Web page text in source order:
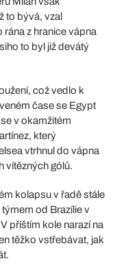
to bývá, vzal
z hranice vápna
to byl již devátý
což vedlo k
čase se Egypt
v okamžitém
který
vtrhnul do vápna
vítězných gólů.
kolapsu v řadě stále
od Brazílie v
příštím kole narazí na
těžko vstřebávat, jak